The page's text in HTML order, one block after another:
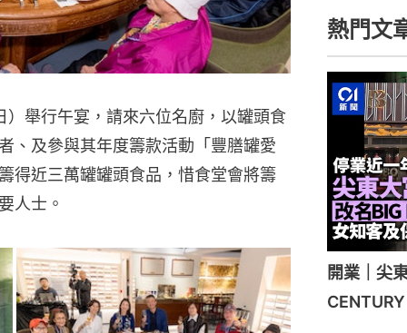
舉行午宴，請來六位名廚，以罐頭食
、及參與其年度籌款活動「豐膳罐愛
得近三萬罐罐頭食品，惜食堂會將籌
人士。
熱門文
開業｜尖